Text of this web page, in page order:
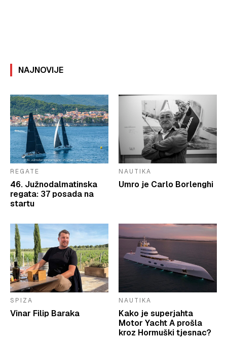
NAJNOVIJE
REGATE
46. Južnodalmatinska
regata: 37 posada na
startu
NAUTIKA
Umro je Carlo Borlenghi
SPIZA
Vinar Filip Baraka
NAUTIKA
Kako je superjahta
Motor Yacht A prošla
kroz Hormuški tjesnac?